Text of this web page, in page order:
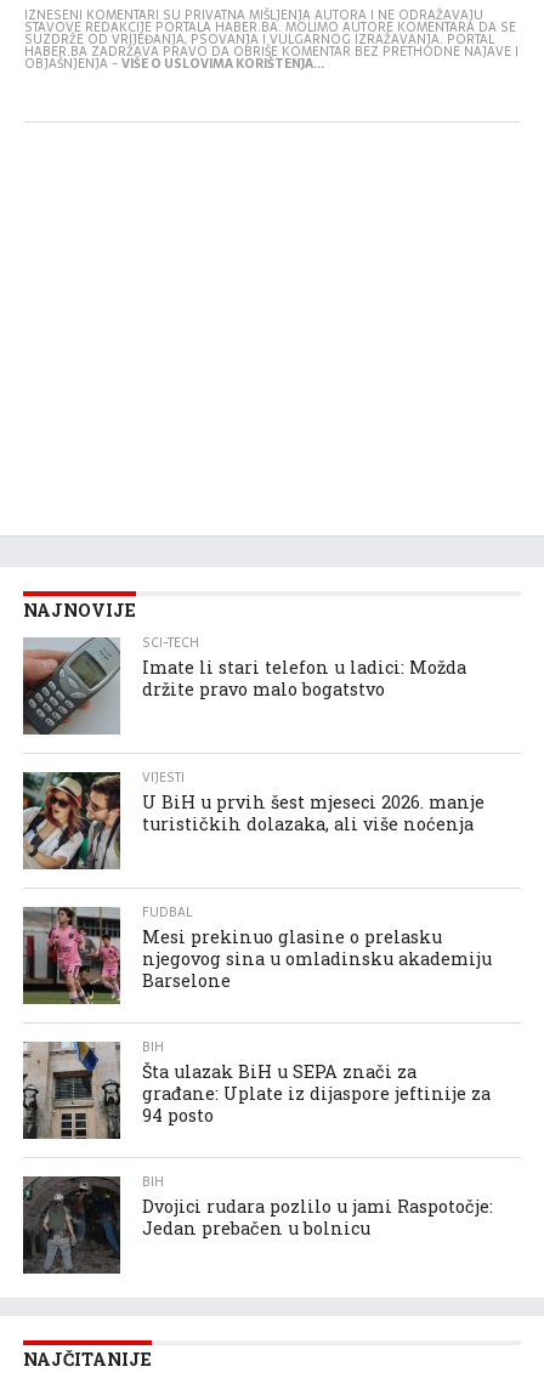
IZNESENI KOMENTARI SU PRIVATNA MIŠLJENJA AUTORA I NE ODRAŽAVAJU
STAVOVE REDAKCIJE PORTALA HABER.BA. MOLIMO AUTORE KOMENTARA DA SE
SUZDRŽE OD VRIJEĐANJA, PSOVANJA I VULGARNOG IZRAŽAVANJA. PORTAL
HABER.BA ZADRŽAVA PRAVO DA OBRIŠE KOMENTAR BEZ PRETHODNE NAJAVE I
OBJAŠNJENJA -VIŠE O USLOVIMA KORIŠTENJA...
NAJNOVIJE
SCI-TECH
Imate li stari telefon u ladici: Možda
držite pravo malo bogatstvo
VIJESTI
U BiH u prvih šest mjeseci 2026. manje
turističkih dolazaka, ali više noćenja
FUDBAL
Mesi prekinuo glasine o prelasku
njegovog sina u omladinsku akademiju
Barselone
BIH
Šta ulazak BiH u SEPA znači za
građane: Uplate iz dijaspore jeftinije za
94 posto
BIH
Dvojici rudara pozlilo u jami Raspotočje:
Jedan prebačen u bolnicu
NAJČITANIJE